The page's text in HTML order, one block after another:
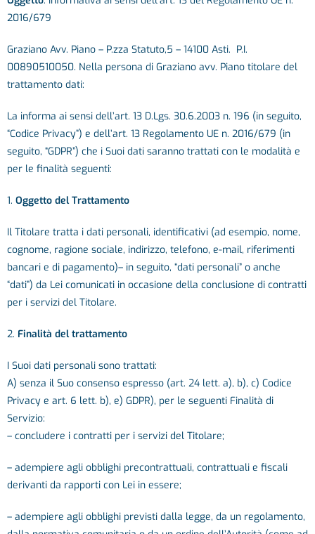
2016/679
Graziano Avv. Piano – P.zza Statuto,5 – 14100 Asti. P.I.
00890510050. Nella persona di Graziano avv. Piano titolare del
trattamento dati:
La informa ai sensi dell’art. 13 D.Lgs. 30.6.2003 n. 196 (in seguito,
“Codice Privacy”) e dell’art. 13 Regolamento UE n. 2016/679 (in
seguito, “GDPR”) che i Suoi dati saranno trattati con le modalità e
per le finalità seguenti:
1. Oggetto del Trattamento
Il Titolare tratta i dati personali, identificativi (ad esempio, nome,
cognome, ragione sociale, indirizzo, telefono, e-mail, riferimenti
bancari e di pagamento)– in seguito, “dati personali” o anche
“dati”) da Lei comunicati in occasione della conclusione di contratti
per i servizi del Titolare.
2. Finalità del trattamento
I Suoi dati personali sono trattati:
A) senza il Suo consenso espresso (art. 24 lett. a), b), c) Codice
Privacy e art. 6 lett. b), e) GDPR), per le seguenti Finalità di
Servizio:
– concludere i contratti per i servizi del Titolare;
– adempiere agli obblighi precontrattuali, contrattuali e fiscali
derivanti da rapporti con Lei in essere;
– adempiere agli obblighi previsti dalla legge, da un regolamento,